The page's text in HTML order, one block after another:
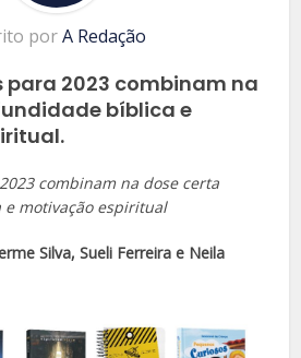
porA Redação
para 2023 combinam na
bíblica e
combinam na dose certa
motivação espiritual
Silva, Sueli Ferreira e Neila